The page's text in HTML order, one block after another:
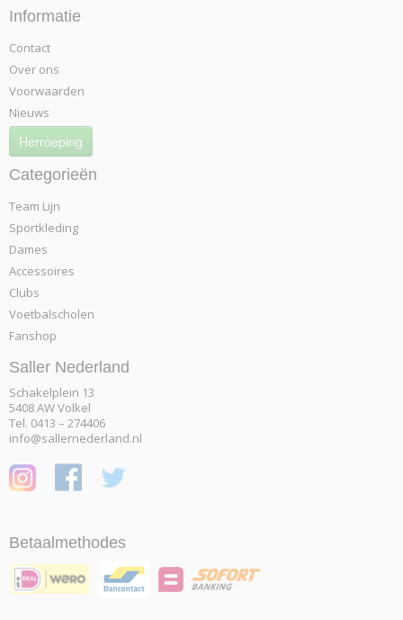
Informatie
Contact
Over ons
Voorwaarden
Nieuws
Herroeping
Categorieën
Team Lijn
Sportkleding
Dames
Accessoires
Clubs
Voetbalscholen
Fanshop
Saller Nederland
Schakelplein 13
5408 AW Volkel
Tel. 0413 – 274406
info@sallernederland.nl
Betaalmethodes